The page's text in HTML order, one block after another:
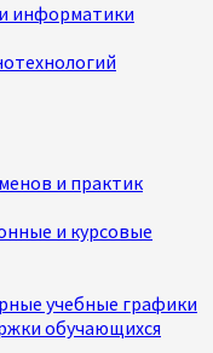
информатики
и практик
и курсовые
учебные графики
обучающихся